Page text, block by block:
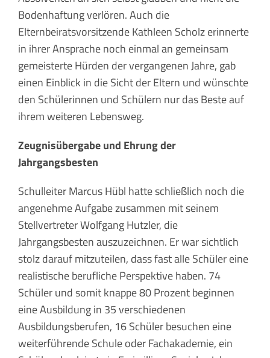
Bodenhaftung verlören. Auch die
Elternbeiratsvorsitzende Kathleen Scholz erinnerte
in ihrer Ansprache noch einmal an gemeinsam
gemeisterte Hürden der vergangenen Jahre, gab
einen Einblick in die Sicht der Eltern und wünschte
den Schülerinnen und Schülern nur das Beste auf
ihrem weiteren Lebensweg.
Zeugnisübergabe und Ehrung der
Jahrgangsbesten
Schulleiter Marcus Hübl hatte schließlich noch die
angenehme Aufgabe zusammen mit seinem
Stellvertreter Wolfgang Hutzler, die
Jahrgangsbesten auszuzeichnen. Er war sichtlich
stolz darauf mitzuteilen, dass fast alle Schüler eine
realistische berufliche Perspektive haben. 74
Schüler und somit knappe 80 Prozent beginnen
eine Ausbildung in 35 verschiedenen
Ausbildungsberufen, 16 Schüler besuchen eine
weiterführende Schule oder Fachakademie, ein